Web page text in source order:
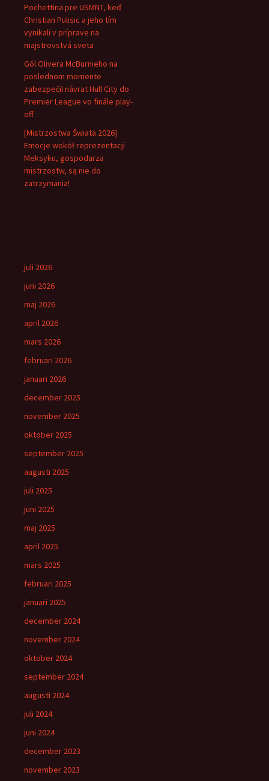
Pochettina pre USMNT, keď
Christian Pulisic a jeho tím
vynikali v príprave na
majstrovstvá sveta
Gól Olivera McBurnieho na
poslednom momente
zabezpečil návrat Hull City do
Premier League vo finále play-
off
[Mistrzostwa Świata 2026]
Emocje wokół reprezentacji
Meksyku, gospodarza
mistrzostw, są nie do
zatrzymania!
juli 2026
juni 2026
maj 2026
april 2026
mars 2026
februari 2026
januari 2026
december 2025
november 2025
oktober 2025
september 2025
augusti 2025
juli 2025
juni 2025
maj 2025
april 2025
mars 2025
februari 2025
januari 2025
december 2024
november 2024
oktober 2024
september 2024
augusti 2024
juli 2024
juni 2024
december 2023
november 2023